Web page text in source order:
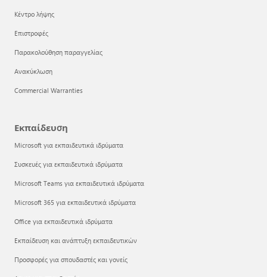
Κέντρο λήψης
Επιστροφές
Παρακολούθηση παραγγελίας
Ανακύκλωση
Commercial Warranties
Εκπαίδευση
Microsoft για εκπαιδευτικά ιδρύματα
Συσκευές για εκπαιδευτικά ιδρύματα
Microsoft Teams για εκπαιδευτικά ιδρύματα
Microsoft 365 για εκπαιδευτικά ιδρύματα
Office για εκπαιδευτικά ιδρύματα
Εκπαίδευση και ανάπτυξη εκπαιδευτικών
Προσφορές για σπουδαστές και γονείς